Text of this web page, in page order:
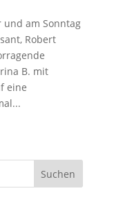
und am Sonntag
Robert
B. mit
eine